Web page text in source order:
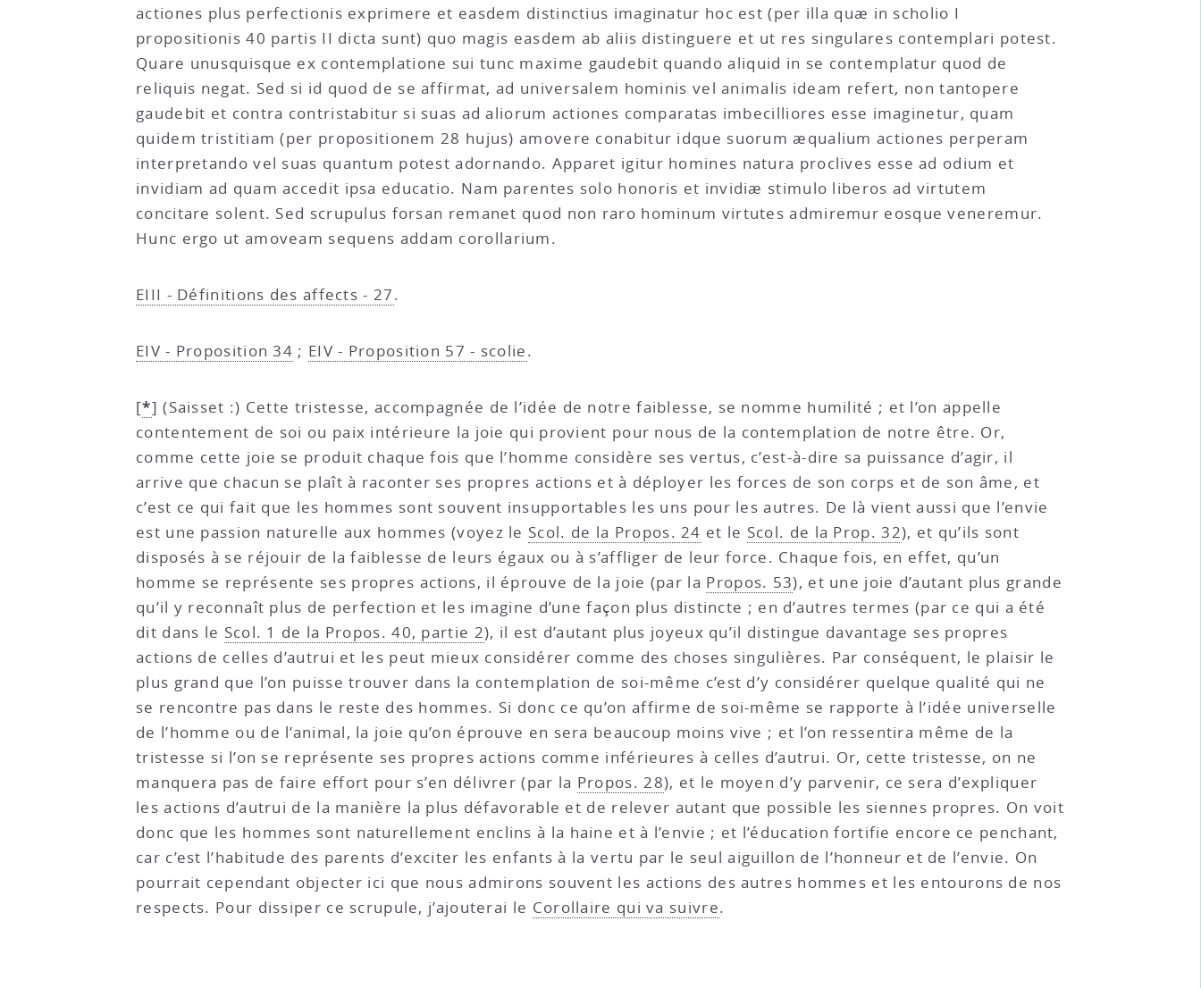
actiones plus perfectionis exprimere et easdem distinctius imaginatur hoc est (per illa quæ in scholio I
propositionis 40 partis II dicta sunt) quo magis easdem ab aliis distinguere et ut res singulares contemplari potest.
Quare unusquisque ex contemplatione sui tunc maxime gaudebit quando aliquid in se contemplatur quod de
reliquis negat. Sed si id quod de se affirmat, ad universalem hominis vel animalis ideam refert, non tantopere
gaudebit et contra contristabitur si suas ad aliorum actiones comparatas imbecilliores esse imaginetur, quam
quidem tristitiam (per propositionem 28 hujus) amovere conabitur idque suorum æqualium actiones perperam
interpretando vel suas quantum potest adornando. Apparet igitur homines natura proclives esse ad odium et
invidiam ad quam accedit ipsa educatio. Nam parentes solo honoris et invidiæ stimulo liberos ad virtutem
concitare solent. Sed scrupulus forsan remanet quod non raro hominum virtutes admiremur eosque veneremur.
Hunc ergo ut amoveam sequens addam corollarium.
EIII - Définitions des affects - 27.
EIV - Proposition 34 ; EIV - Proposition 57 - scolie.
[*](Saisset :) Cette tristesse, accompagnée de l’idée de notre faiblesse, se nomme humilité ; et l’on appelle
contentement de soi ou paix intérieure la joie qui provient pour nous de la contemplation de notre être. Or,
comme cette joie se produit chaque fois que l’homme considère ses vertus, c’est-à-dire sa puissance d’agir, il
arrive que chacun se plaît à raconter ses propres actions et à déployer les forces de son corps et de son âme, et
c’est ce qui fait que les hommes sont souvent insupportables les uns pour les autres. De là vient aussi que l’envie
est une passion naturelle aux hommes (voyez le Scol. de la Propos. 24 et le Scol. de la Prop. 32), et qu’ils sont
disposés à se réjouir de la faiblesse de leurs égaux ou à s’affliger de leur force. Chaque fois, en effet, qu’un
homme se représente ses propres actions, il éprouve de la joie (par la Propos. 53), et une joie d’autant plus grande
qu’il y reconnaît plus de perfection et les imagine d’une façon plus distincte ; en d’autres termes (par ce qui a été
dit dans le Scol. 1 de la Propos. 40, partie 2), il est d’autant plus joyeux qu’il distingue davantage ses propres
actions de celles d’autrui et les peut mieux considérer comme des choses singulières. Par conséquent, le plaisir le
plus grand que l’on puisse trouver dans la contemplation de soi-même c’est d’y considérer quelque qualité qui ne
se rencontre pas dans le reste des hommes. Si donc ce qu’on affirme de soi-même se rapporte à l’idée universelle
de l’homme ou de l’animal, la joie qu’on éprouve en sera beaucoup moins vive ; et l’on ressentira même de la
tristesse si l’on se représente ses propres actions comme inférieures à celles d’autrui. Or, cette tristesse, on ne
manquera pas de faire effort pour s’en délivrer (par la Propos. 28), et le moyen d’y parvenir, ce sera d’expliquer
les actions d’autrui de la manière la plus défavorable et de relever autant que possible les siennes propres. On voit
donc que les hommes sont naturellement enclins à la haine et à l’envie ; et l’éducation fortifie encore ce penchant,
car c’est l’habitude des parents d’exciter les enfants à la vertu par le seul aiguillon de l’honneur et de l’envie. On
pourrait cependant objecter ici que nous admirons souvent les actions des autres hommes et les entourons de nos
respects. Pour dissiper ce scrupule, j’ajouterai le Corollaire qui va suivre.